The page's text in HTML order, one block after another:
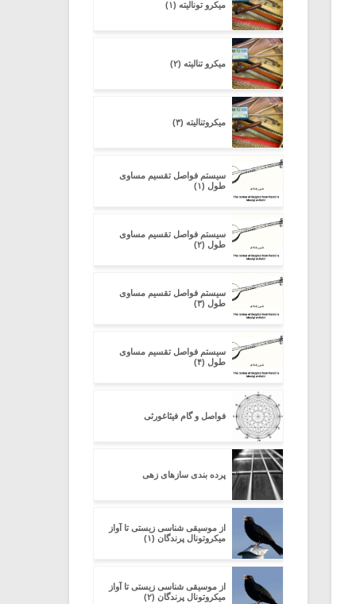
میکرو تونالیته (۱)
میکرو تنالیته (۲)
میکروتنالیته (۳)
سیستم فواصل تقسیم مساوی
طول (۱)
سیستم فواصل تقسیم مساوی
طول (۲)
سیستم فواصل تقسیم مساوی
طول (۳)
سیستم فواصل تقسیم مساوی
طول (۴)
فواصل و گام فیثاغورثی
پرده بندی سازهای زهی
از موسیقی شناسی زیستی تا آواز
میکروتونال پرندگان (۱)
از موسیقی شناسی زیستی تا آواز
میکروتونال پرندگان (۲)